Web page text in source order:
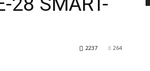
264
2237